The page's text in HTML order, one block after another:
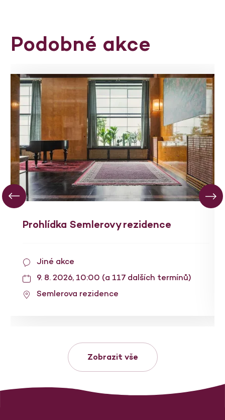
Podobné akce
Prohlídka Semlerovy rezidence
Jiné akce
9. 8. 2026, 10:00 (a 117 dalších termínů)
Semlerova rezidence
Zobrazit vše